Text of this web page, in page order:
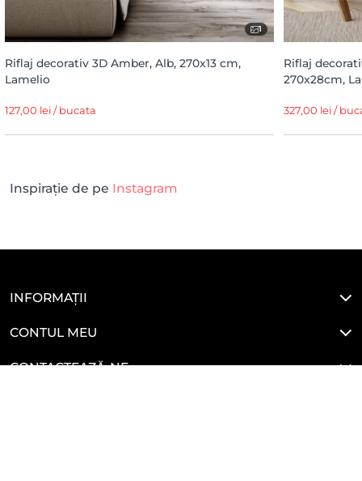
1
Riflaj decorativ 3D Amber, Alb, 270x13 cm,
Lamelio
127,00 lei / bucata
Riflaj
270x28cm,
327,00 lei /
Inspirație de pe Instagram
INFORMAȚII
CONTUL MEU
CONTACTEAZĂ-NE